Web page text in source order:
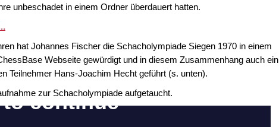
unbeschadet in einem Ordner überdauert hatten.
hat Johannes Fischer die Schacholympiade Siegen 1970 in einem
Webseite gewürdigt und in diesem Zusammenhang auch ein
Teilnehmer Hans-Joachim Hecht geführt (s. unten).
zur Schacholympiade aufgetaucht.